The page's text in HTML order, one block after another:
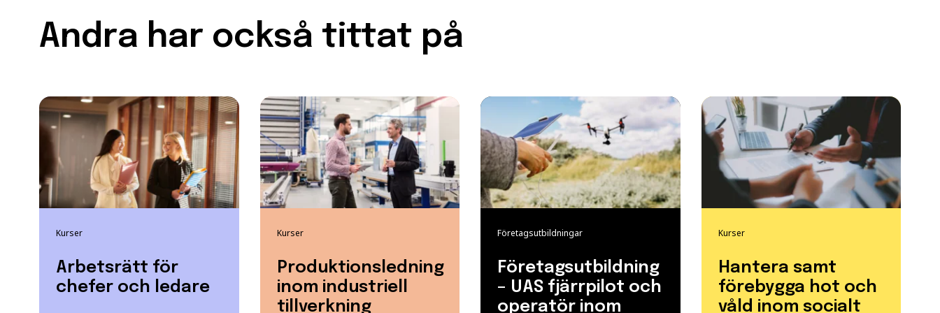
Andra har också tittat på
Kurser
Arbetsrätt för
chefer och ledare
Kurser
Produktionsledning
inom industriell
tillverkning
Företagsutbildningar
Företagsutbildning
– UAS fjärrpilot och
operatör inom
Kurser
Hantera samt
förebygga hot och
våld inom socialt